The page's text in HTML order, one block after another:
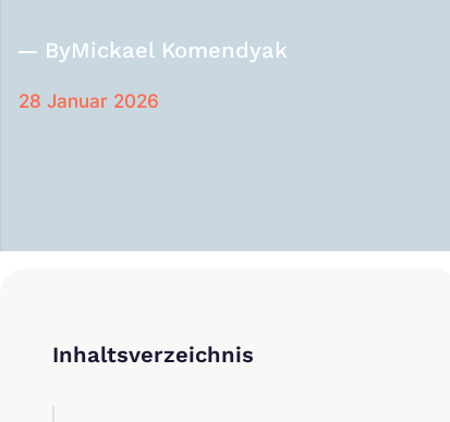
ByMickael Komendyak
28 Januar 2026